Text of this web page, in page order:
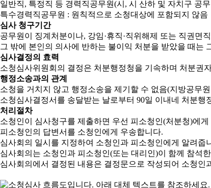
일반직, 특정직 등 경력직공무원(시, 시 산하 및 자치구 공
특수경력직공무원 : 원칙적으로 소청대상에 포함되지 않음
심사 청구기간
공무원이 징계처분이나, 강임·휴직·직위해제 또는 직권면
그 밖에 본인의 의사에 반하는 불이익 처분을 받았을 때는
심사결정의 효력
소청심사위원회의 결정은 처분행정청을 기속하며 처분권
행정소송과의 관계
소청을 거치지 않고 행정소송을 제기할 수 없음(지방공무
소청심사결정서를 송달받는 날로부터 90일 이내네 처분
처리절차
소청인이 심사청구를 제출하면 우선 피소청인(처분청)에
피소청인의 답변서를 소청인에게 우송합니다.
심사회의 일시를 지정하여 소청인과 피소청인에게 알려줍
심사회의는 소청인과 피소청인(또는 대리인)이 함께 참석
심사회의에서 결정된 내용은 결정문으로 작성되어 소청인